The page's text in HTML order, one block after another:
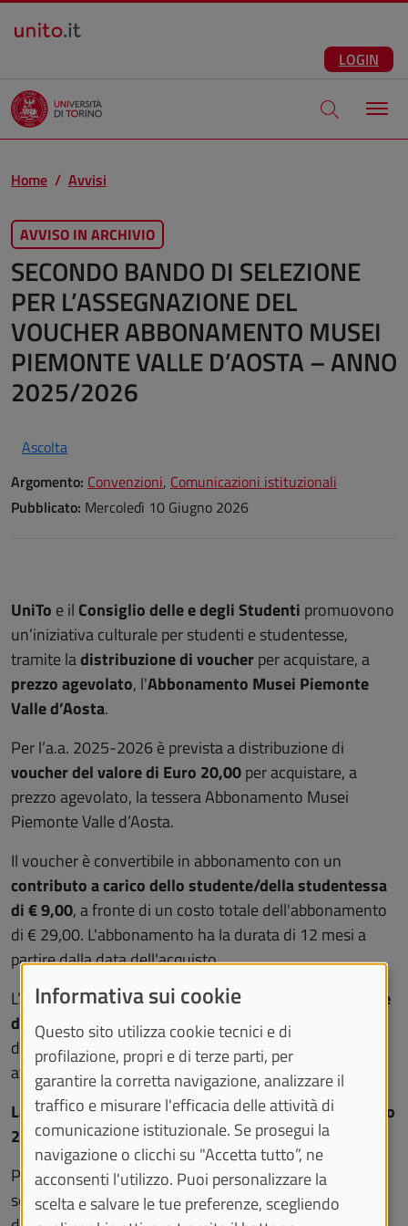
Salta al contenuto principale
LOGIN
Apri modale
Home Avvisi
AVVISO IN ARCHIVIO
SECONDO BANDO DI SELEZIONE
PER L’ASSEGNAZIONE DEL
VOUCHER ABBONAMENTO MUSEI
PIEMONTE VALLE D’AOSTA – ANNO
2025/2026
Ascolta
Argomento: Convenzioni, Comunicazioni istituzionali
Pubblicato: Mercoledì 10 Giugno 2026
UniTo e il Consiglio delle e degli Studenti promuovono
un’iniziativa culturale per studenti e studentesse,
tramite ladistribuzione di voucherper acquistare, a
prezzo agevolato, l'Abbonamento Musei Piemonte
Valle d’Aosta.
Per l’a.a. 2025-2026 è previstaa distribuzione di
voucher del valore di Euro 20,00per acquistare, a
prezzo agevolato, la tessera Abbonamento Musei
Piemonte Valle d’Aosta.
Il voucher è convertibile in abbonamento con un
contributo a carico dello studente/della studentessa
di € 9,00, a fronte di un costo totale dell'abbonamento
di € 29,00. L'abbonamento ha la durata di 12 mesi a
partire dalla data dell'acquisto.
L’ iniziativaèriservataaglistudenti
studentesse
dell’Università di Torinoiscritti ai Corsi di Studio
dell’Ateneonell’a.a. 2025-2026 con carriera ancora
attiva alla data di scadenza del bando.
La scadenza è fissata per le ore 12 di lunedì 22 giugno
2026.
Per tutti i dettagli consulta il secondo Bando di
selezione per la distribuzione di n. 786 voucher ancora
Informativa sui cookie
Questo sito utilizza cookie tecnici e di
profilazione, propri e di terze parti, per
garantire la corretta navigazione, analizzare il
traffico e misurare l'efficacia delle attività di
comunicazione istituzionale. Se prosegui la
navigazione o clicchi su "Accetta tutto”, ne
acconsenti l'utilizzo. Puoi personalizzare la
scelta e salvare le tue preferenze, scegliendo